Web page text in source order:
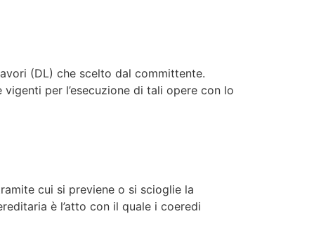
(DL) che scelto dal committente.
per l’esecuzione di tali opere con lo
cui si previene o si scioglie la
è l’atto con il quale i coeredi